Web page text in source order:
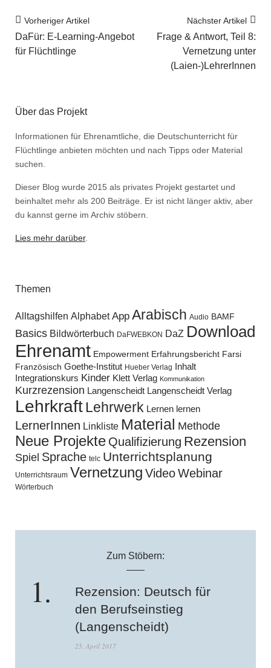
Vorheriger Artikel
DaFür: E-Learning-Angebot
für Flüchtlinge
Nächster Artikel
Frage & Antwort, Teil 8:
Vernetzung unter
(Laien-)LehrerInnen
Über das Projekt
Informationen für Ehrenamtliche, die Deutschunterricht für
Flüchtlinge anbieten möchten und nach Tipps oder Material
suchen.
Dieser Blog wurde 2015 als privates Projekt gestartet und
beinhaltet mehr als 200 Beiträge. Er ist nicht länger aktiv, aber
du kannst gerne im Archiv stöbern.
Lies mehr darüber.
Themen
Alltagshilfen Alphabet App Arabisch Audio BAMF
Basics Bildwörterbuch DaFWEBKON DaZ Download
Ehrenamt Empowerment Erfahrungsbericht Farsi
Französisch Goethe-Institut Hueber Verlag
Inhalt
Integrationskurs Kinder Klett Verlag Kommunikation
Kurzrezension Langenscheidt Langenscheidt Verlag
LehrkraftLehrwerk Lernen lernen
LernerInnen Linkliste Material Methode
Neue Projekte Qualifizierung Rezension
Spiel Sprache telc Unterrichtsplanung
Unterrichtsraum Vernetzung VideoWebinar
Wörterbuch
Zum Stöbern:
Rezension: Deutsch für
den Berufseinstieg
(Langenscheidt)
25. April 2017